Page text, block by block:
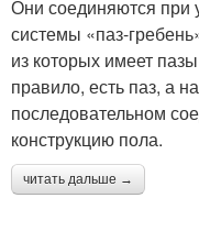
Они соединяются при
системы «паз-
из которых имеет
правило, есть паз, а
последовательном
конструкцию пола.
читать дальше →